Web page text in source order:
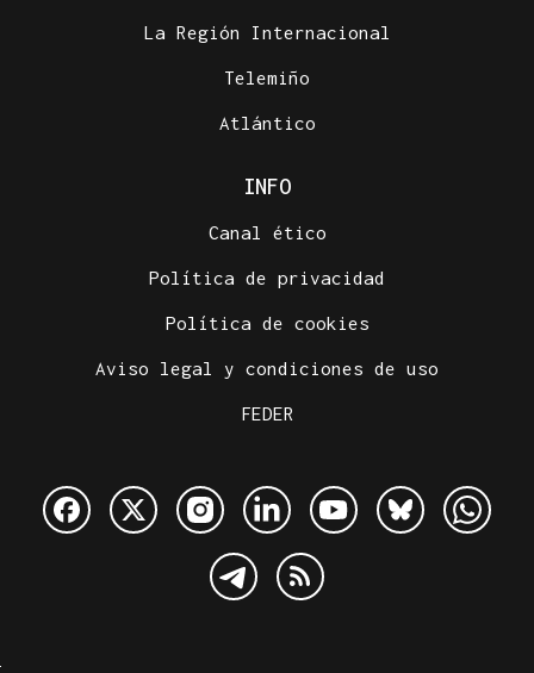
La Región Internacional
Telemiño
Atlántico
INFO
Canal ético
Política de privacidad
Política de cookies
Aviso legal y condiciones de uso
FEDER